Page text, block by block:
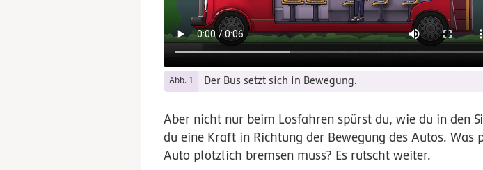
Abb. 1 Der Bus setzt sich in Bewegung.
Aber nicht nur beim Losfahren spürst du, wie du in den
du eine Kraft in Richtung der Bewegung des Autos.
Auto plötzlich bremsen muss? Es rutscht weiter.